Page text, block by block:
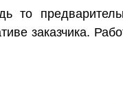
заказчика.